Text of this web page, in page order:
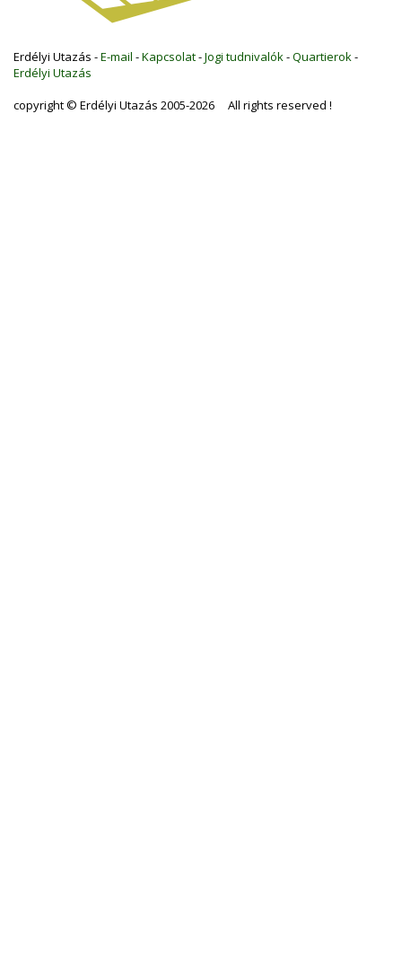
Erdélyi Utazás -E-mail -Kapcsolat-Jogi tudnivalók -Quartierok -
Erdélyi Utazás
copyright © Erdélyi Utazás 2005-2026 All rights reserved !